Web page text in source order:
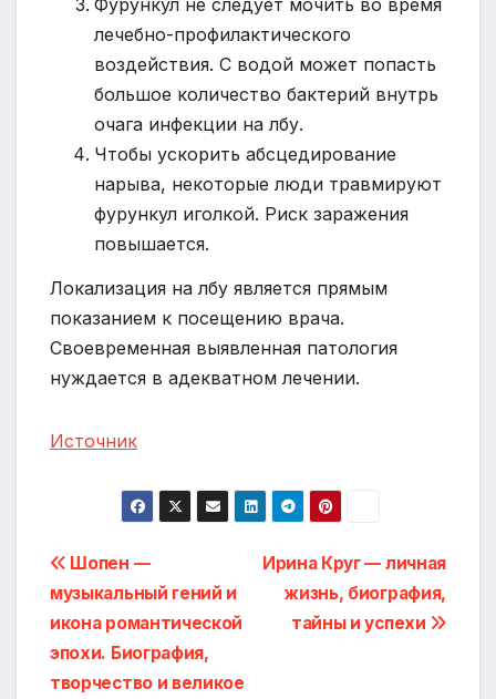
Фурункул не следует мочить во время
лечебно-профилактического
воздействия. С водой может попасть
большое количество бактерий внутрь
очага инфекции на лбу.
Чтобы ускорить абсцедирование
нарыва, некоторые люди травмируют
фурункул иголкой. Риск заражения
повышается.
Локализация на лбу является прямым
показанием к посещению врача.
Своевременная выявленная патология
нуждается в адекватном лечении.
Источник
Навигация
по
записям
Ирина Круг — личная
жизнь, биография,
тайны и успехи
Шопен —
музыкальный гений и
икона романтической
эпохи. Биография,
творчество и великое